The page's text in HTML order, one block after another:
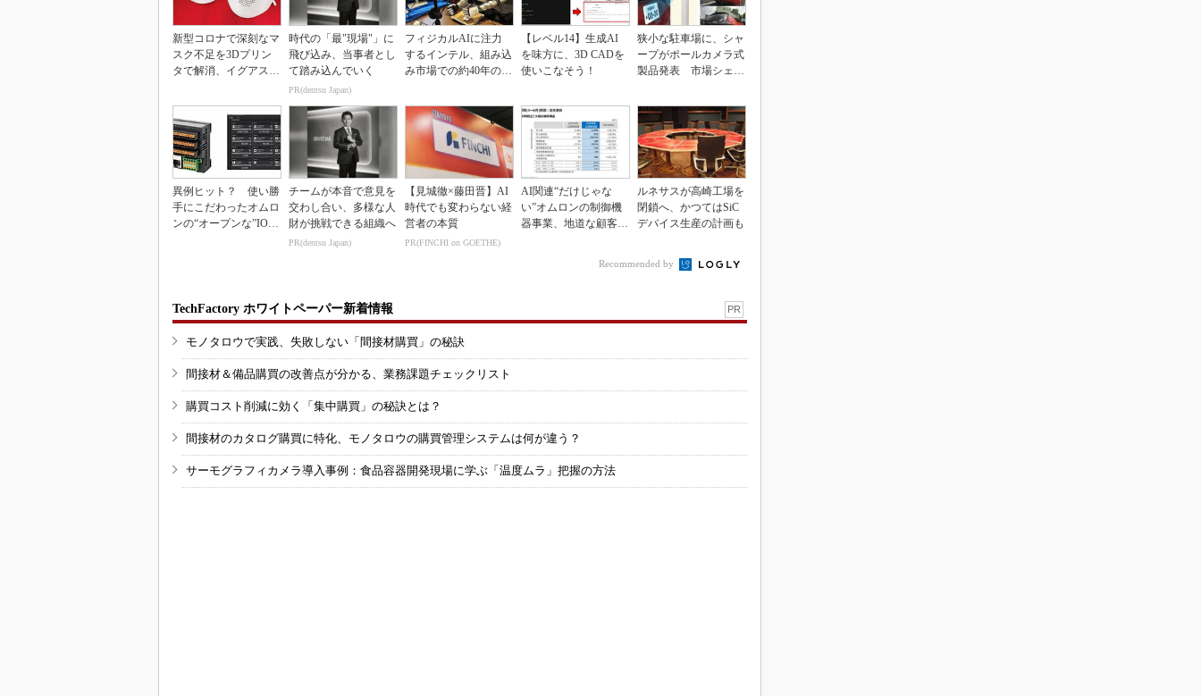
新型コロナで深刻なマ
スク不足を3Dプリン
タで解消、イグアスが
時代の「最"現場"」に
飛び込み、当事者とし
て踏み込んでいく
PR(dentsu Japan)
フィジカルAIに注力
するインテル、組み込
み市場での約40年の実
【レベル14】生成AI
を味方に、3D CADを
使いこなそう！
狭小な駐車場に、シャ
ープがポールカメラ式
製品発表 市場シェア
異例ヒット？ 使い勝
手にこだわったオムロ
ンの“オープンな”IO-L
チームが本音で意見を
交わし合い、多様な人
財が挑戦できる組織へ
PR(dentsu Japan)
【見城徹×藤田晋】AI
時代でも変わらない経
営者の本質
PR(FINCHI on GOETHE)
AI関連“だけじゃな
い”オムロンの制御機
器事業、地道な顧客基
ルネサスが高崎工場を
閉鎖へ、かつてはSiC
デバイス生産の計画も
Recommended by
TechFactory ホワイトペーパー新着情報 PR
モノタロウで実践、失敗しない「間接材購買」の秘訣
間接材＆備品購買の改善点が分かる、業務課題チェックリスト
購買コスト削減に効く「集中購買」の秘訣とは？
間接材のカタログ購買に特化、モノタロウの購買管理システムは何が違う？
サーモグラフィカメラ導入事例：食品容器開発現場に学ぶ「温度ムラ」把握の方法